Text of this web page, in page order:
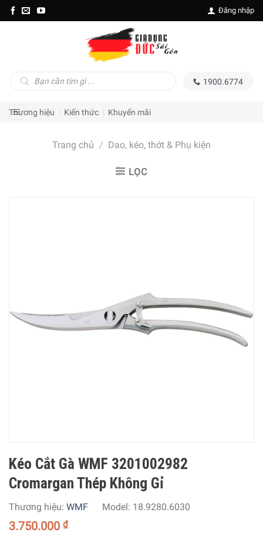
Skip
to
Đăng nhập
kiếm
1900.6774
Thương hiệu Kiến thức Khuyến mãi
Trang chủ / Dao, kéo, thớt & Phụ kiện
LỌC
Kéo Cắt Gà WMF 3201002982
Cromargan Thép Không Gỉ
Thương hiệu: WMF Model: 18.9280.6030
3.750.000 ₫